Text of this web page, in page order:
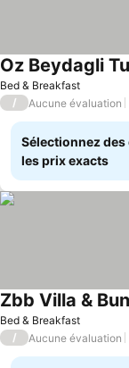
Bed & Breakfast
Oz Beydagli
/ Aucune évaluation
Sélectionnez
les prix exacts
Bed & Breakfast
Zbb Villa &
/ Aucune évaluation